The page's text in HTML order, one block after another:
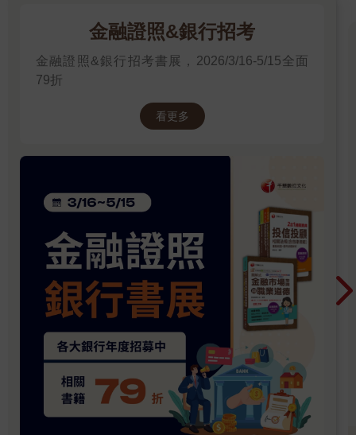
金融證照&銀行招考
金融證照&銀行招考書展，2026/3/16-5/15全面
79折
看更多